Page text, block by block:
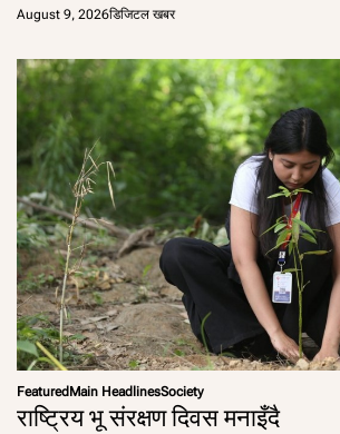
August 9, 2026डिजिटल खबर
FeaturedMain HeadlinesSociety
राष्ट्रिय भू संरक्षण दिवस मनाइँदै